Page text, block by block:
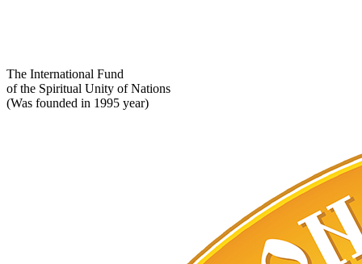
The International Fund
of the Spiritual Unity of Nations
(Was founded in 1995 year)